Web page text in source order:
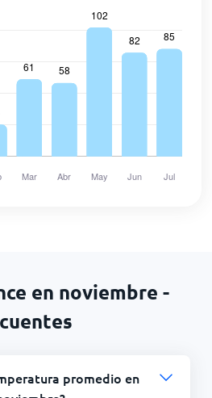
en noviembre -
promedio en